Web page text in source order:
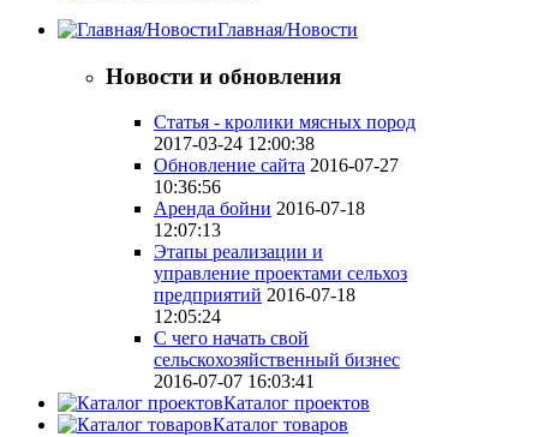
Главная/Новости
Новости и обновления
Статья - кролики мясных пород
2017-03-24 12:00:38
Обновление сайта 2016-07-27
10:36:56
Аренда бойни 2016-07-18
12:07:13
Этапы реализации и
управление проектами сельхоз
предприятий 2016-07-18
12:05:24
С чего начать свой
сельскохозяйственный бизнес
2016-07-07 16:03:41
Каталог проектов
Каталог товаров